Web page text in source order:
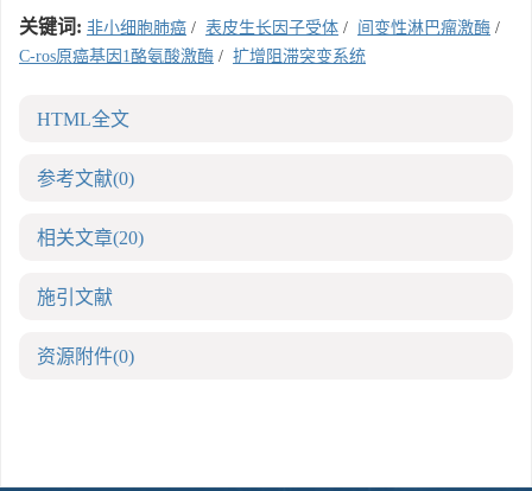
关键词: 非小细胞肺癌 / 表皮生长因子受体 / 间变性淋巴瘤激酶 /
C-ros原癌基因1酪氨酸激酶 / 扩增阻滞突变系统
HTML全文
参考文献(0)
相关文章(20)
施引文献
资源附件(0)